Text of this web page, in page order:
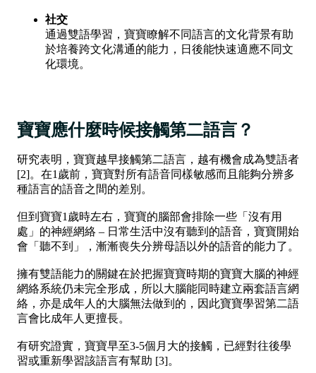
社交
通過雙語學習，寶寶瞭解不同語言的文化背景有助
於培養跨文化溝通的能力，日後能快速適應不同文
化環境。
寶寶應什麼時候接觸第二語言？
研究表明，寶寶越早接觸第二語言，越有機會成為雙語者
[2]。在1歲前，寶寶對所有語音同樣敏感而且能夠分辨多
種語言的語音之間的差別。
但到寶寶1歲時左右，寶寶的腦部會排除一些「沒有用
處」的神經網絡 – 日常生活中沒有聽到的語音，寶寶開始
會「聽不到」，漸漸喪失分辨母語以外的語音的能力了。
‍擁有雙語能力的關鍵在於把握寶寶時期的寶寶大腦的神經
網絡系統仍未完全形成，所以大腦能同時建立兩套語言網
絡，亦是成年人的大腦無法做到的，因此寶寶學習第二語
言會比成年人更擅長。
有研究證實，寶寶早至3-5個月大的接觸，已經對往後學
習或重新學習該語言有幫助 [3]。